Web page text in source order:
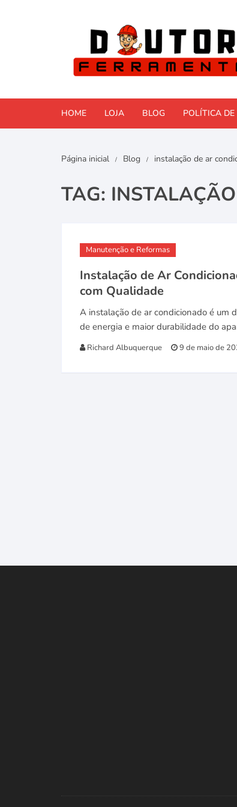
HOME LOJA BLOG
Ferramentas Elétricas
Manutenção e Reformas
POLÍTICA
Página inicial Blog instalação de ar
TAG:
Manutenção e Reformas
Instalação de Ar
com Qualidade
A instalação de ar condicionado é um
de energia e maior durabilidade do
Richard Albuquerque 9 de maio de